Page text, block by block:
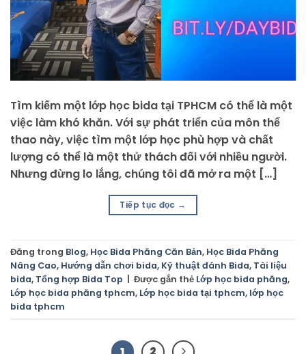
Tìm kiếm một lớp học bida tại TPHCM có thể là một
việc làm khó khăn. Với sự phát triển của môn thể
thao này, việc tìm một lớp học phù hợp và chất
lượng có thể là một thử thách đối với nhiều người.
Nhưng đừng lo lắng, chúng tôi đã mở ra một […]
Tiếp tục đọc →
Đăng trong Blog, Học Bida Phăng Căn Bản, Học Bida Phăng
Nâng Cao, Hướng dẫn chơi bida, Kỹ thuật đánh Bida, Tài liệu
bida, Tổng hợp Bida Top Được gắn thẻ Lớp học bida phăng,
Lớp học bida phăng tphcm, Lớp học bida tại tphcm, lớp học
bida tphcm